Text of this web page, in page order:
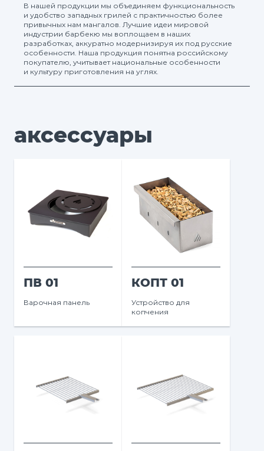
В нашей продукции мы объединяем функциональность
и удобство западных грилей с практичностью более
привычных нам мангалов. Лучшие идеи мировой
индустрии барбекю мы воплощаем в наших
разработках, аккуратно модернизируя их под русские
особенности. Наша продукция понятна российскому
покупателю, учитывает национальные особенности
и культуру приготовления на углях.
аксессуары
ПВ 01
Варочная панель
КОПТ 01
Устройство для
копчения